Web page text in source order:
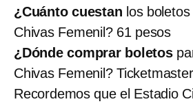
¿Cuánto cuestan los
Chivas Femenil? 61 pesos
¿Dónde comprar boletos
Chivas Femenil? Ticketmaster
Recordemos que el Estadio